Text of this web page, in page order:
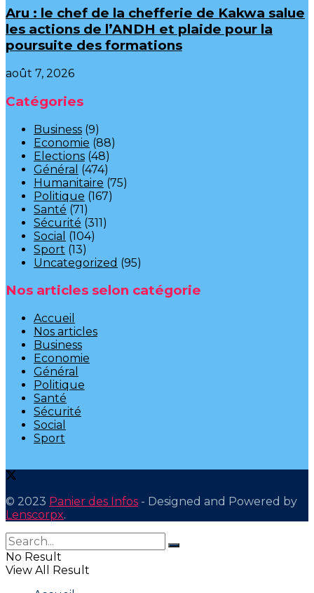
Aru : le chef de la chefferie de Kakwa salue
les actions de l’ANDH et plaide pour la
poursuite des formations
août 7, 2026
Catégories
Business (9)
Economie (88)
Elections (48)
Général (474)
Humanitaire (75)
Politique (167)
Santé (71)
Sécurité (311)
Social (104)
Sport (13)
Uncategorized (95)
Nos articles selon catégorie
Accueil
Nos articles
Business
Economie
Général
Politique
Santé
Sécurité
Social
Sport
© 2023 Panier des Infos - Designed and Powered by
Lenscorpx.
No Result
View All Result